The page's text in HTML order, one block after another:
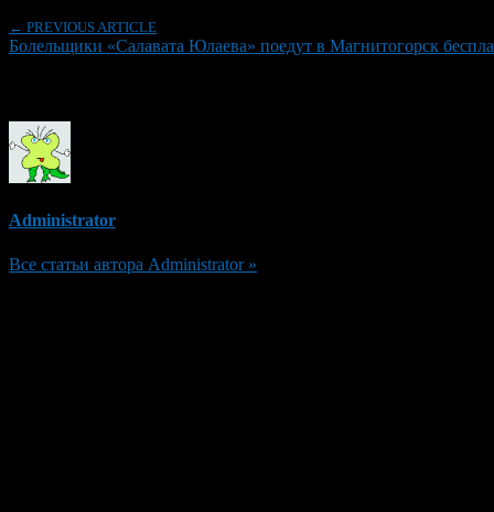
← PREVIOUS ARTICLE
Болельщики «Салавата Юлаева» поедут в Магнитогорск
Administrator
Все статьи автора Administrator »